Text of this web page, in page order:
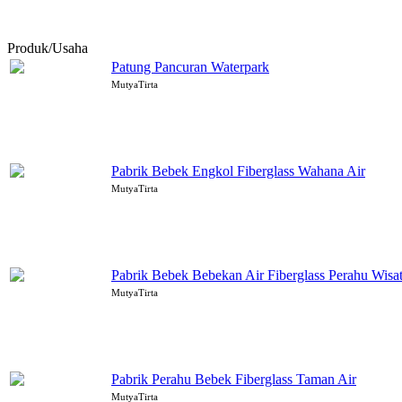
Produk/Usaha
Patung Pancuran Waterpark
MutyaTirta
Pabrik Bebek Engkol Fiberglass Wahana Air
MutyaTirta
Pabrik Bebek Bebekan Air Fiberglass Perahu
MutyaTirta
Pabrik Perahu Bebek Fiberglass Taman Air
MutyaTirta